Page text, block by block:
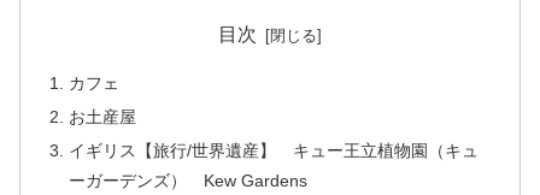
目次
カフェ
お土産屋
イギリス【旅行/世界遺産】 キュー王立植物園（キュ
ーガーデンズ） Kew Gardens